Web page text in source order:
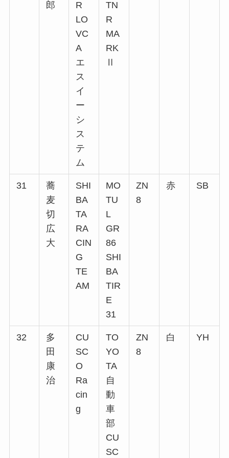
郎
R
LO
VC
A
エ
ス
イ
ー
シ
ス
テ
ム
TN
R
MA
RK
Ⅱ
31
蕎
麦
切
広
大
SHI
BA
TA
RA
CIN
G
TE
AM
MO
TU
L
GR
86
SHI
BA
TIR
E
31
ZN
8
赤 SB
32
多
田
康
治
CU
SC
O
Ra
cin
g
TO
YO
TA
自
動
車
部
CU
SC
ZN
8
白 YH